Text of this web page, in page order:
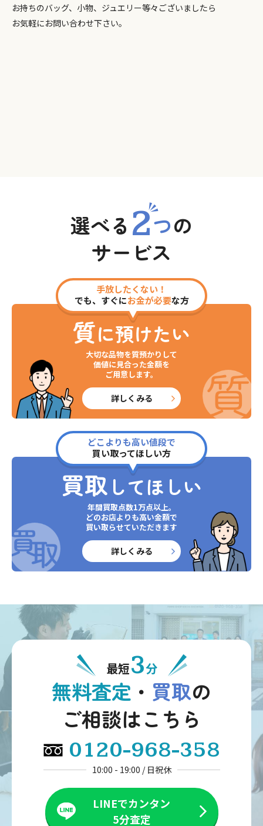
お持ちのバッグ、小物、ジュエリー等々ございましたら
お気軽にお問い合わせ下さい。
選べる 2つの
サービス
手放したくない！
でも、すぐにお金が必要な方
質に預けたい
大切な品物を質預かりして
価値に見合った金額を
ご用意します。
詳しくみる
どこよりも高い値段で
買い取ってほしい方
買取 してほしい
年間買取点数1万点以上。
どのお店よりも高い金額で
買い取らせていただきます
詳しくみる
最短3分
無料査定 ・ 買取の
ご相談はこちら
0120-968-358
10:00 - 19:00 / 日祝休
LINEでカンタン
5分査定